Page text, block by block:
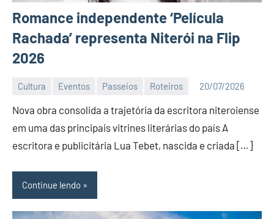
Romance independente ‘Película
Rachada’ representa Niterói na Flip
2026
Cultura Eventos Passeios Roteiros 20/07/2026
DN
Nova obra consolida a trajetória da escritora niteroiense
em uma das principais vitrines literárias do país A
escritora e publicitária Lua Tebet, nascida e criada […]
Continue lendo